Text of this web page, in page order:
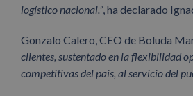
logístico nacional.”, ha declarado
Gonzalo Calero, CEO de Boluda
clientes, sustentado en la flexibilidad
competitivas del país, al servicio del